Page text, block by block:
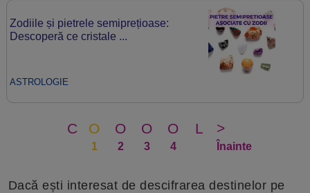
Zodiile și pietrele semiprețioase:
Descoperă ce cristale ...
ASTROLOGIE
C O
1
O
2
O
3
O
4
L >
Înainte
Dacă ești interesat de descifrarea destinelor pe